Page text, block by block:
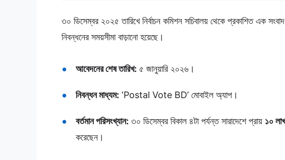
৩০ ডিসেম্বর ২০২৫ তারিখে নির্বাচন কমিশন সচিবালয় থেকে প্রকাশিত এক সংবাদ
নিবন্ধনের সময়সীমা বাড়ানো হয়েছে।
আবেদনের শেষ তারিখ: ৫ জানুয়ারি ২০২৬।
নিবন্ধন মাধ্যম: ‘Postal Vote BD’ মোবাইল অ্যাপ।
বর্তমান পরিসংখ্যান: ৩০ ডিসেম্বর বিকাল ৪টা পর্যন্ত সারাদেশে প্রায় ১০
করেছেন।